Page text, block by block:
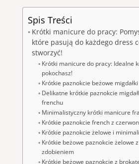
Spis Treści
Krótki manicure do pracy:
które pasują do każdego dress
stworzyć!
Krótki manicure do pracy: Idealne
pokochasz!
Krótkie paznokcie beżowe migdałki
Delikatne krótkie paznokcie
frenchu
Minimalistyczny krótki manicure
Krótkie paznokcie french z
Krótkie paznokcie żelowe i
Krótkie beżowe paznokcie żelowe
zdobieniem
Krótkie beżowe paznokcie z